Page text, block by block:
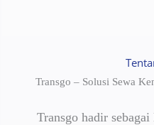
Transgo – Solusi Sewa
Transgo hadir